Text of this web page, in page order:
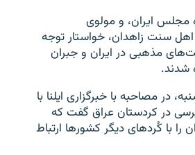
مجلس ایران، و مولوی
سنت زاهدان، خواستار توجه
مذهبی در ایران و جبران
شدند.
در مصاحبه با خبرگزاری ایلنا با
در کردستان عراق گفت که
را با کُردهای دیگر کشورها ارتباط